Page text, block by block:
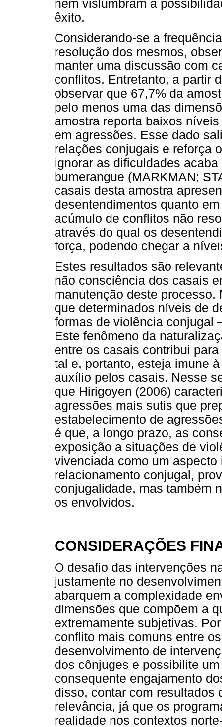
nem vislumbram a
êxito.
Considerando-se a
resolução dos mesmos,
manter uma discussão com
conflitos. Entretanto, a partir
observar que 67,7% da
pelo menos uma das
amostra reporta baixos
em agressões. Esse dado
relações conjugais e reforça
ignorar as dificuldades
bumerangue (MARKMAN;
casais desta amostra
desentendimentos quanto
acúmulo de conflitos não
através do qual os
força, podendo chegar a
Estes resultados são
não consciência dos casais
manutenção deste
que determinados níveis de
formas de violência conjugal
Este fenômeno da
entre os casais contribui
tal e, portanto, esteja imune
auxílio pelos casais. Nesse
que Hirigoyen (2006)
agressões mais sutis que
estabelecimento de
é que, a longo prazo, as
exposição a situações de
vivenciada como um
relacionamento conjugal,
conjugalidade, mas também
os envolvidos.
CONSIDERAÇÕES
O desafio das intervenções
justamente no
abarquem a complexidade
dimensões que compõem a
extremamente subjetivas.
conflito mais comuns entre
desenvolvimento de
dos cônjuges e possibilite
consequente engajamento
disso, contar com resultados
relevância, já que os
realidade nos contextos